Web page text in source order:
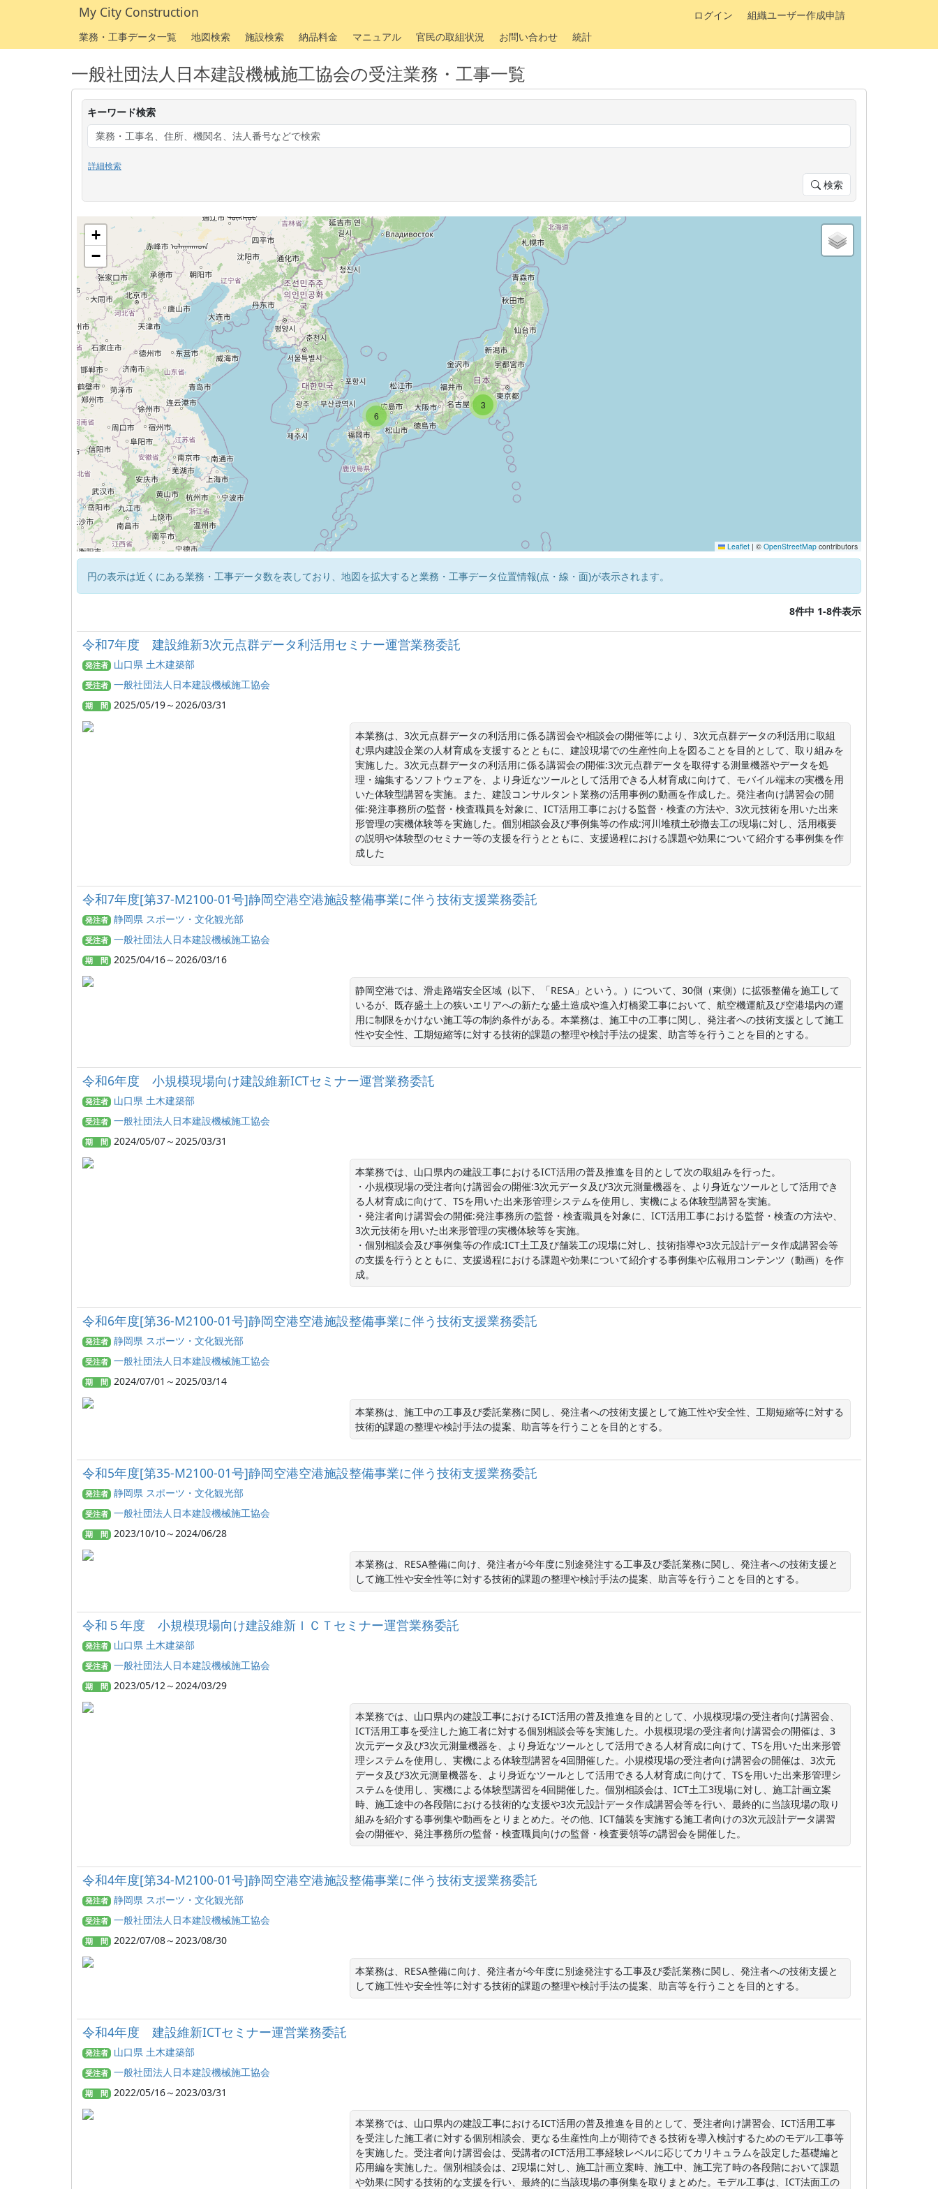
My City Construction ログイン
組織ユーザー作成申請
業務・工事データ一覧
地図検索 施設検索 納品料金 マニュアル 官民の取組状況 お問い合わせ 統計
一般社団法人日本建設機械施工協会の受注業務・工事一覧
キーワード検索
詳細検索
検索
2
3
6
+
−
Leaflet | © OpenStreetMap contributors
円の表示は近くにある業務・工事データ数を表しており、地図を拡大すると業務・工事データ位置情報(点・線・面)が表示されます。
8件中 1-8件表示
令和7年度 建設維新3次元点群データ利活用セミナー運営業務委託
発注者 山口県 土木建築部
受注者 一般社団法人日本建設機械施工協会
期 間 2025/05/19～2026/03/31
本業務は、3次元点群データの利活用に係る講習会や相談会の開催等により、3次元点群データの利活用に取組
む県内建設企業の人材育成を支援するとともに、建設現場での生産性向上を図ることを目的として、取り組みを
実施した。3次元点群データの利活用に係る講習会の開催:3次元点群データを取得する測量機器やデータを処
理・編集するソフトウェアを、より身近なツールとして活用できる人材育成に向けて、モバイル端末の実機を用
いた体験型講習を実施。また、建設コンサルタント業務の活用事例の動画を作成した。発注者向け講習会の開
催:発注事務所の監督・検査職員を対象に、ICT活用工事における監督・検査の方法や、3次元技術を用いた出来
形管理の実機体験等を実施した。個別相談会及び事例集等の作成:河川堆積土砂撤去工の現場に対し、活用概要
の説明や体験型のセミナー等の支援を行うとともに、支援過程における課題や効果について紹介する事例集を作
成した
令和7年度[第37-M2100-01号]静岡空港空港施設整備事業に伴う技術支援業務委託
発注者 静岡県 スポーツ・文化観光部
受注者 一般社団法人日本建設機械施工協会
期 間 2025/04/16～2026/03/16
静岡空港では、滑走路端安全区域（以下、「RESA」という。）について、30側（東側）に拡張整備を施工して
いるが、既存盛土上の狭いエリアへの新たな盛土造成や進入灯橋梁工事において、航空機運航及び空港場内の運
用に制限をかけない施工等の制約条件がある。本業務は、施工中の工事に関し、発注者への技術支援として施工
性や安全性、工期短縮等に対する技術的課題の整理や検討手法の提案、助言等を行うことを目的とする。
令和6年度 小規模現場向け建設維新ICTセミナー運営業務委託
発注者 山口県 土木建築部
受注者 一般社団法人日本建設機械施工協会
期 間 2024/05/07～2025/03/31
本業務では、山口県内の建設工事におけるICT活用の普及推進を目的として次の取組みを行った。
・小規模現場の受注者向け講習会の開催:3次元データ及び3次元測量機器を、より身近なツールとして活用でき
る人材育成に向けて、TSを用いた出来形管理システムを使用し、実機による体験型講習を実施。
・発注者向け講習会の開催:発注事務所の監督・検査職員を対象に、ICT活用工事における監督・検査の方法や、
3次元技術を用いた出来形管理の実機体験等を実施。
・個別相談会及び事例集等の作成:ICT土工及び舗装工の現場に対し、技術指導や3次元設計データ作成講習会等
の支援を行うとともに、支援過程における課題や効果について紹介する事例集や広報用コンテンツ（動画）を作
成。
令和6年度[第36-M2100-01号]静岡空港空港施設整備事業に伴う技術支援業務委託
発注者 静岡県 スポーツ・文化観光部
受注者 一般社団法人日本建設機械施工協会
期 間 2024/07/01～2025/03/14
本業務は、施工中の工事及び委託業務に関し、発注者への技術支援として施工性や安全性、工期短縮等に対する
技術的課題の整理や検討手法の提案、助言等を行うことを目的とする。
令和5年度[第35-M2100-01号]静岡空港空港施設整備事業に伴う技術支援業務委託
発注者 静岡県 スポーツ・文化観光部
受注者 一般社団法人日本建設機械施工協会
期 間 2023/10/10～2024/06/28
本業務は、RESA整備に向け、発注者が今年度に別途発注する工事及び委託業務に関し、発注者への技術支援と
して施工性や安全性等に対する技術的課題の整理や検討手法の提案、助言等を行うことを目的とする。
令和５年度 小規模現場向け建設維新ＩＣＴセミナー運営業務委託
発注者 山口県 土木建築部
受注者 一般社団法人日本建設機械施工協会
期 間 2023/05/12～2024/03/29
本業務では、山口県内の建設工事におけるICT活用の普及推進を目的として、小規模現場の受注者向け講習会、
ICT活用工事を受注した施工者に対する個別相談会等を実施した。小規模現場の受注者向け講習会の開催は、3
次元データ及び3次元測量機器を、より身近なツールとして活用できる人材育成に向けて、TSを用いた出来形管
理システムを使用し、実機による体験型講習を4回開催した。小規模現場の受注者向け講習会の開催は、3次元
データ及び3次元測量機器を、より身近なツールとして活用できる人材育成に向けて、TSを用いた出来形管理シ
ステムを使用し、実機による体験型講習を4回開催した。個別相談会は、ICT土工3現場に対し、施工計画立案
時、施工途中の各段階における技術的な支援や3次元設計データ作成講習会等を行い、最終的に当該現場の取り
組みを紹介する事例集や動画をとりまとめた。その他、ICT舗装を実施する施工者向けの3次元設計データ講習
会の開催や、発注事務所の監督・検査職員向けの監督・検査要領等の講習会を開催した。
令和4年度[第34-M2100-01号]静岡空港空港施設整備事業に伴う技術支援業務委託
発注者 静岡県 スポーツ・文化観光部
受注者 一般社団法人日本建設機械施工協会
期 間 2022/07/08～2023/08/30
本業務は、RESA整備に向け、発注者が今年度に別途発注する工事及び委託業務に関し、発注者への技術支援と
して施工性や安全性等に対する技術的課題の整理や検討手法の提案、助言等を行うことを目的とする。
令和4年度 建設維新ICTセミナー運営業務委託
発注者 山口県 土木建築部
受注者 一般社団法人日本建設機械施工協会
期 間 2022/05/16～2023/03/31
本業務では、山口県内の建設工事におけるICT活用の普及推進を目的として、受注者向け講習会、ICT活用工事
を受注した施工者に対する個別相談会、更なる生産性向上が期待できる技術を導入検討するためのモデル工事等
を実施した。受注者向け講習会は、受講者のICT活用工事経験レベルに応じてカリキュラムを設定した基礎編と
応用編を実施した。個別相談会は、2現場に対し、施工計画立案時、施工中、施工完了時の各段階において課題
や効果に関する技術的な支援を行い、最終的に当該現場の事例集を取りまとめた。モデル工事は、ICT法面工の